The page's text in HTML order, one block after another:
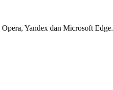
Yandex dan Microsoft Edge.